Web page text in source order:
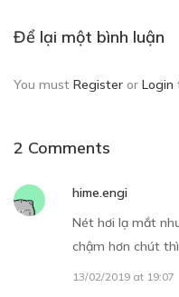
Để lại một bình luận
You must Register or Login
2 Comments
hime.engi
Nét hơi lạ mắt
chậm hơn chút
13/02/2019 at 19:07